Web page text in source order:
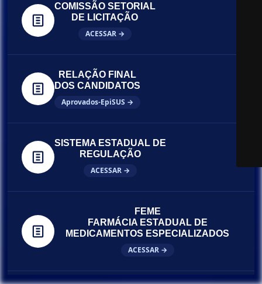
COMISSÃO SETORIAL
DE LICITAÇÃO
ACESSAR →
RELAÇÃO FINAL
DOS CANDIDATOS
Aprovados-EpiSUS →
SISTEMA ESTADUAL DE
REGULAÇÃO
ACESSAR →
FEME
FARMÁCIA ESTADUAL DE
MEDICAMENTOS ESPECIALIZADOS
ACESSAR →